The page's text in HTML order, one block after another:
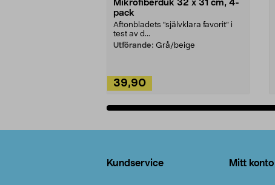
Mikrofiberduk 32 x 31 cm, 4-
pack
Aftonbladets "självklara favorit” i
test av d...
Utförande: Grå/beige
39,90
Kundservice Mitt konto